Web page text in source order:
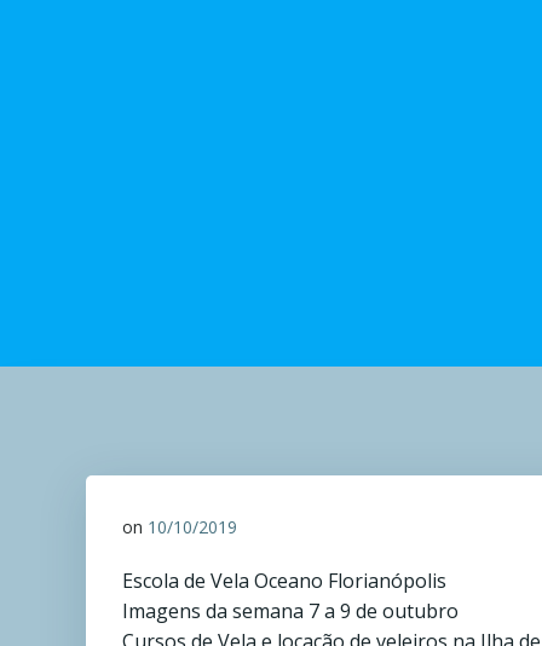
on 10/10/2019
Escola de Vela Oceano Florianópolis
Imagens da semana 7 a 9 de outubro